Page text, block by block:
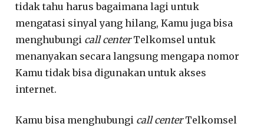
tidak tahu harus bagaimana lagi untuk
mengatasi sinyal yang hilang, Kamu juga bisa
menghubungi call centerTelkomsel untuk
menanyakan secara langsung mengapa nomor
Kamu tidak bisa digunakan untuk akses
internet.
Kamu bisa menghubungi call centerTelkomsel